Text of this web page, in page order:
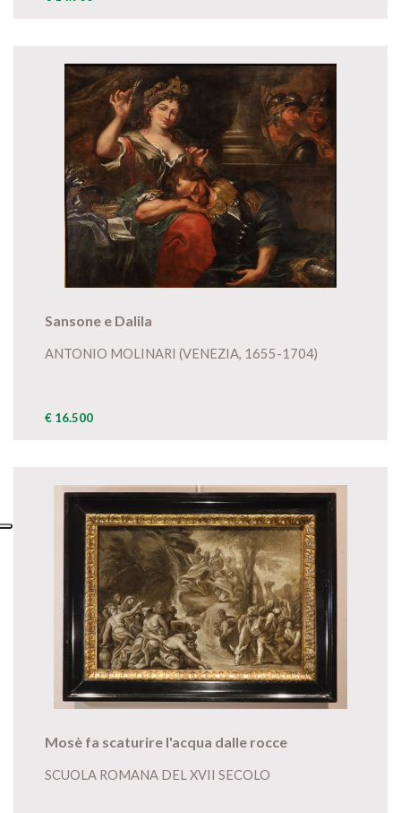
Sansone e Dalila
ANTONIO MOLINARI (VENEZIA, 1655-1704)
€ 16.500
Mosè fa scaturire l'acqua dalle rocce
SCUOLA ROMANA DEL XVII SECOLO